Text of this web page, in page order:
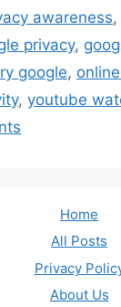
awareness,
privacy,
google,
, youtube
Home
All Posts
Privacy
About Us